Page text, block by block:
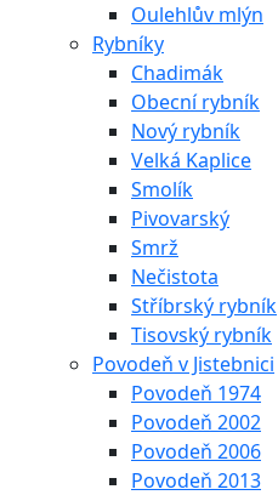
Oulehlův mlýn
Rybníky
Chadimák
Obecní rybník
Nový rybník
Velká Kaplice
Smolík
Pivovarský
Smrž
Nečistota
Stříbrský rybník
Tisovský rybník
Povodeň v Jistebnici
Povodeň 1974
Povodeň 2002
Povodeň 2006
Povodeň 2013